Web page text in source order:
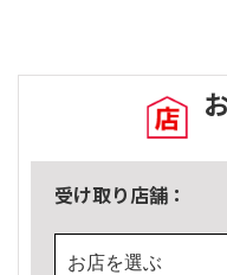
受け取り店舗：
お店を選ぶ